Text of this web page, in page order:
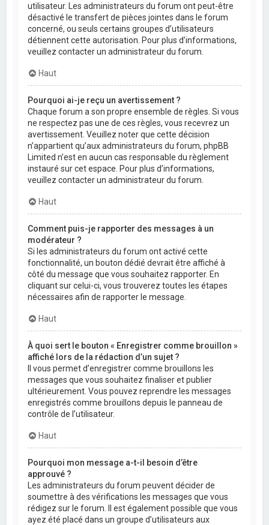
utilisateur. Les administrateurs du forum ont peut-être
désactivé le transfert de pièces jointes dans le forum
concerné, ou seuls certains groupes d’utilisateurs
détiennent cette autorisation. Pour plus d’informations,
veuillez contacter un administrateur du forum.
Haut
Pourquoi ai-je reçu un avertissement ?
Chaque forum a son propre ensemble de règles. Si vous
ne respectez pas une de ces règles, vous recevrez un
avertissement. Veuillez noter que cette décision
n’appartient qu’aux administrateurs du forum, phpBB
Limited n’est en aucun cas responsable du règlement
instauré sur cet espace. Pour plus d’informations,
veuillez contacter un administrateur du forum.
Haut
Comment puis-je rapporter des messages à un
modérateur ?
Si les administrateurs du forum ont activé cette
fonctionnalité, un bouton dédié devrait être affiché à
côté du message que vous souhaitez rapporter. En
cliquant sur celui-ci, vous trouverez toutes les étapes
nécessaires afin de rapporter le message.
Haut
À quoi sert le bouton « Enregistrer comme brouillon »
affiché lors de la rédaction d’un sujet ?
Il vous permet d’enregistrer comme brouillons les
messages que vous souhaitez finaliser et publier
ultérieurement. Vous pouvez reprendre les messages
enregistrés comme brouillons depuis le panneau de
contrôle de l’utilisateur.
Haut
Pourquoi mon message a-t-il besoin d’être
approuvé ?
Les administrateurs du forum peuvent décider de
soumettre à des vérifications les messages que vous
rédigez sur le forum. Il est également possible que vous
ayez été placé dans un groupe d’utilisateurs aux